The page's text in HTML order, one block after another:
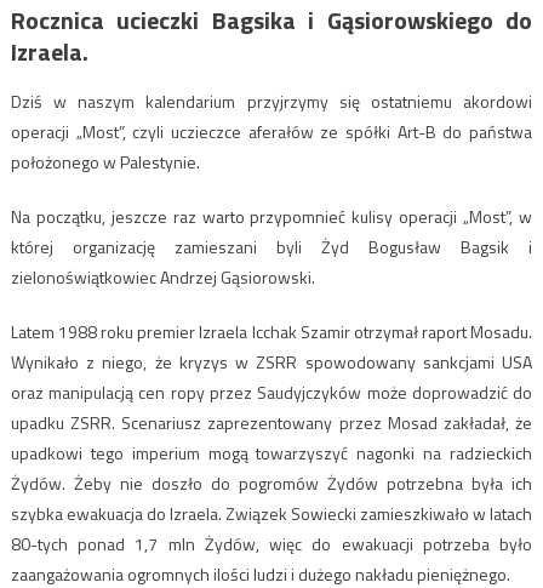
Rocznica ucieczki Bagsika i Gąsiorowskiego do
Izraela.
Dziś w naszym kalendarium przyjrzymy się ostatniemu akordowi
operacji „Most”, czyli uczieczce aferałów ze spółki Art-B do państwa
położonego w Palestynie.
Na początku, jeszcze raz warto przypomnieć kulisy operacji „Most”, w
której organizację zamieszani byli Żyd Bogusław Bagsik i
zielonoświątkowiec Andrzej Gąsiorowski.
Latem 1988 roku premier Izraela Icchak Szamir otrzymał raport Mosadu.
Wynikało z niego, że kryzys w ZSRR spowodowany sankcjami USA
oraz manipulacją cen ropy przez Saudyjczyków może doprowadzić do
upadku ZSRR. Scenariusz zaprezentowany przez Mosad zakładał, że
upadkowi tego imperium mogą towarzyszyć nagonki na radzieckich
Żydów. Żeby nie doszło do pogromów Żydów potrzebna była ich
szybka ewakuacja do Izraela. Związek Sowiecki zamieszkiwało w latach
80-tych ponad 1,7 mln Żydów, więc do ewakuacji potrzeba było
zaangażowania ogromnych ilości ludzi i dużego nakładu pieniężnego.